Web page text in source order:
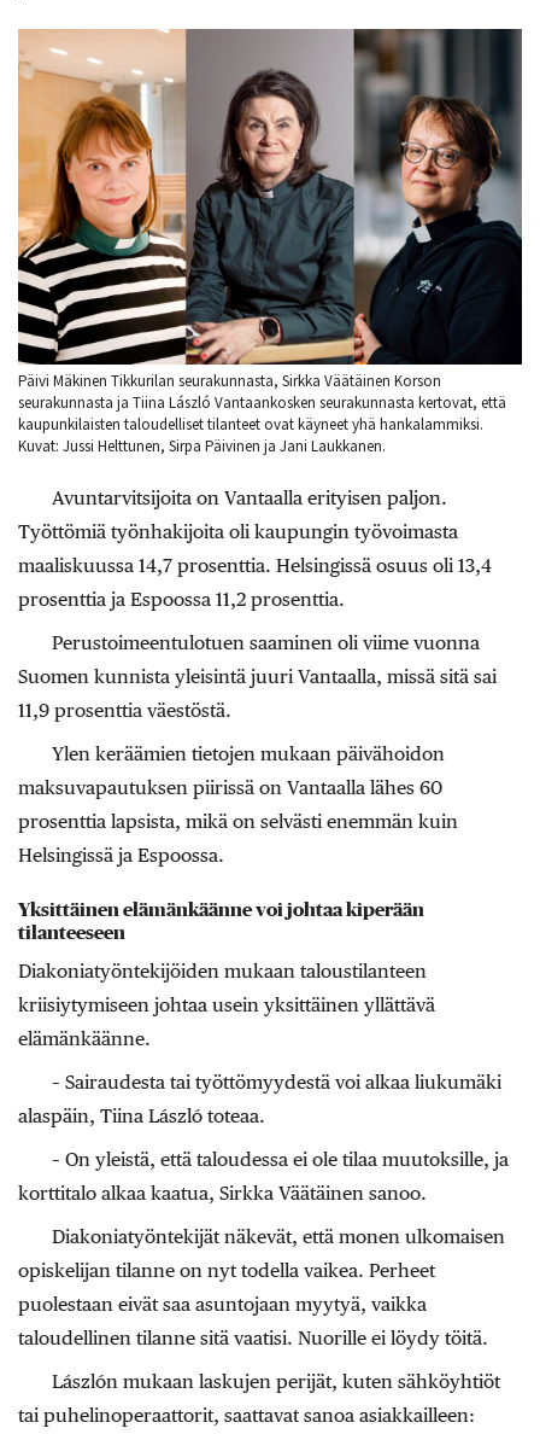
Päivi Mäkinen Tikkurilan seurakunnasta, Sirkka Väätäinen Korson
seurakunnasta ja Tiina László Vantaankosken seurakunnasta kertovat, että
kaupunkilaisten taloudelliset tilanteet ovat käyneet yhä hankalammiksi.
Kuvat: Jussi Helttunen, Sirpa Päivinen ja Jani Laukkanen.
Avuntarvitsijoita on Vantaalla erityisen paljon.
Työttömiä työnhakijoita oli kaupungin työvoimasta
maaliskuussa 14,7 prosenttia. Helsingissä osuus oli 13,4
prosenttia ja Espoossa 11,2 prosenttia.
Perustoimeentulotuen saaminen oli viime vuonna
Suomen kunnista yleisintä juuri Vantaalla, missä sitä sai
11,9 prosenttia väestöstä.
Ylen keräämien tietojen mukaan päivähoidon
maksuvapautuksen piirissä on Vantaalla lähes 60
prosenttia lapsista, mikä on selvästi enemmän kuin
Helsingissä ja Espoossa.
Yksittäinen elämänkäänne voi johtaa kiperään
tilanteeseen
Diakoniatyöntekijöiden mukaan taloustilanteen
kriisiytymiseen johtaa usein yksittäinen yllättävä
elämänkäänne.
– Sairaudesta tai työttömyydestä voi alkaa liukumäki
alaspäin, Tiina László toteaa.
– On yleistä, että taloudessa ei ole tilaa muutoksille, ja
korttitalo alkaa kaatua, Sirkka Väätäinen sanoo.
Diakoniatyöntekijät näkevät, että monen ulkomaisen
opiskelijan tilanne on nyt todella vaikea. Perheet
puolestaan eivät saa asuntojaan myytyä, vaikka
taloudellinen tilanne sitä vaatisi. Nuorille ei löydy töitä.
Lászlón mukaan laskujen perijät, kuten sähköyhtiöt
tai puhelinoperaattorit, saattavat sanoa asiakkailleen: